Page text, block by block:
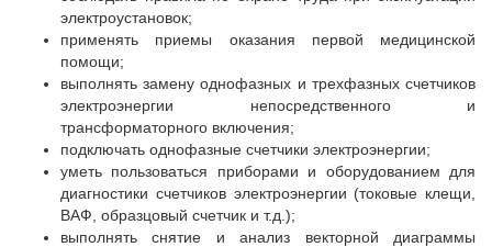
электроустановок;
применять приемы оказания первой медицинской
помощи;
выполнять замену однофазных и трехфазных счетчиков
электроэнергии непосредственного и
трансформаторного включения;
подключать однофазные счетчики электроэнергии;
уметь пользоваться приборами и оборудованием для
диагностики счетчиков электроэнергии (токовые клещи,
ВАФ, образцовый счетчик и т.д.);
выполнять снятие и анализ векторной диаграммы